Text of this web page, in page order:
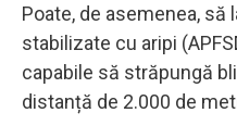
Poate, de asemenea,
stabilizate cu aripi
capabile să străpungă
distanță de 2.000 de